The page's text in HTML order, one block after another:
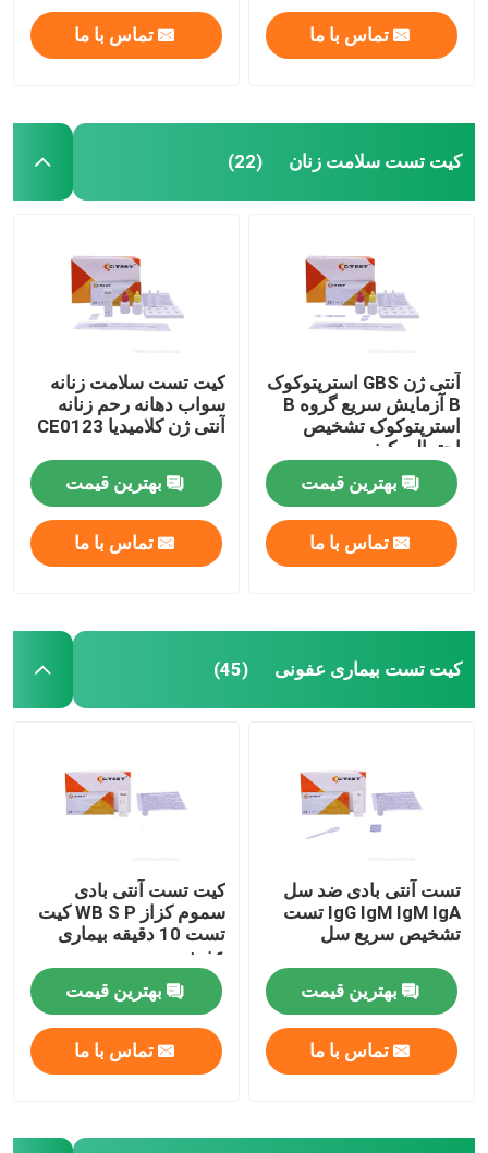
تماس با ما تماس با ما
کیت تست سلامت زنان (22)
آنتی ژن GBS استرپتوکوک
B آزمایش سریع گروه B
استرپتوکوک تشخیص
احتمالی کیفی
بهترین قیمت
تماس با ما
کیت تست سلامت زنانه
سواب دهانه رحم زنانه
آنتی ژن کلامیدیا CE0123
بهترین قیمت
تماس با ما
کیت تست بیماری عفونی (45)
تست آنتی بادی ضد سل
IgG IgM IgM IgA تست
تشخیص سریع سل
بهترین قیمت
تماس با ما
کیت تست آنتی بادی
سموم کزاز WB S P کیت
تست 10 دقیقه بیماری
عفونی
بهترین قیمت
تماس با ما